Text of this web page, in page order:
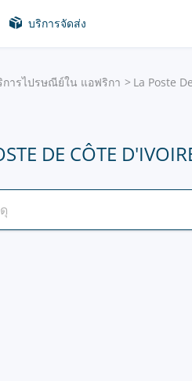
บริการจัดส่ง
การไปรษณีย์ใน แอฟริกา La Poste
DE CÔTE